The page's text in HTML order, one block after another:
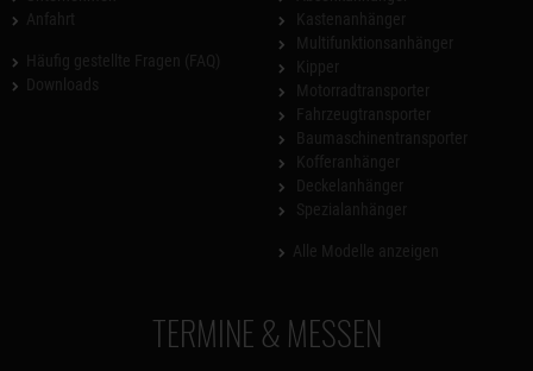
TERMINE & MESSEN